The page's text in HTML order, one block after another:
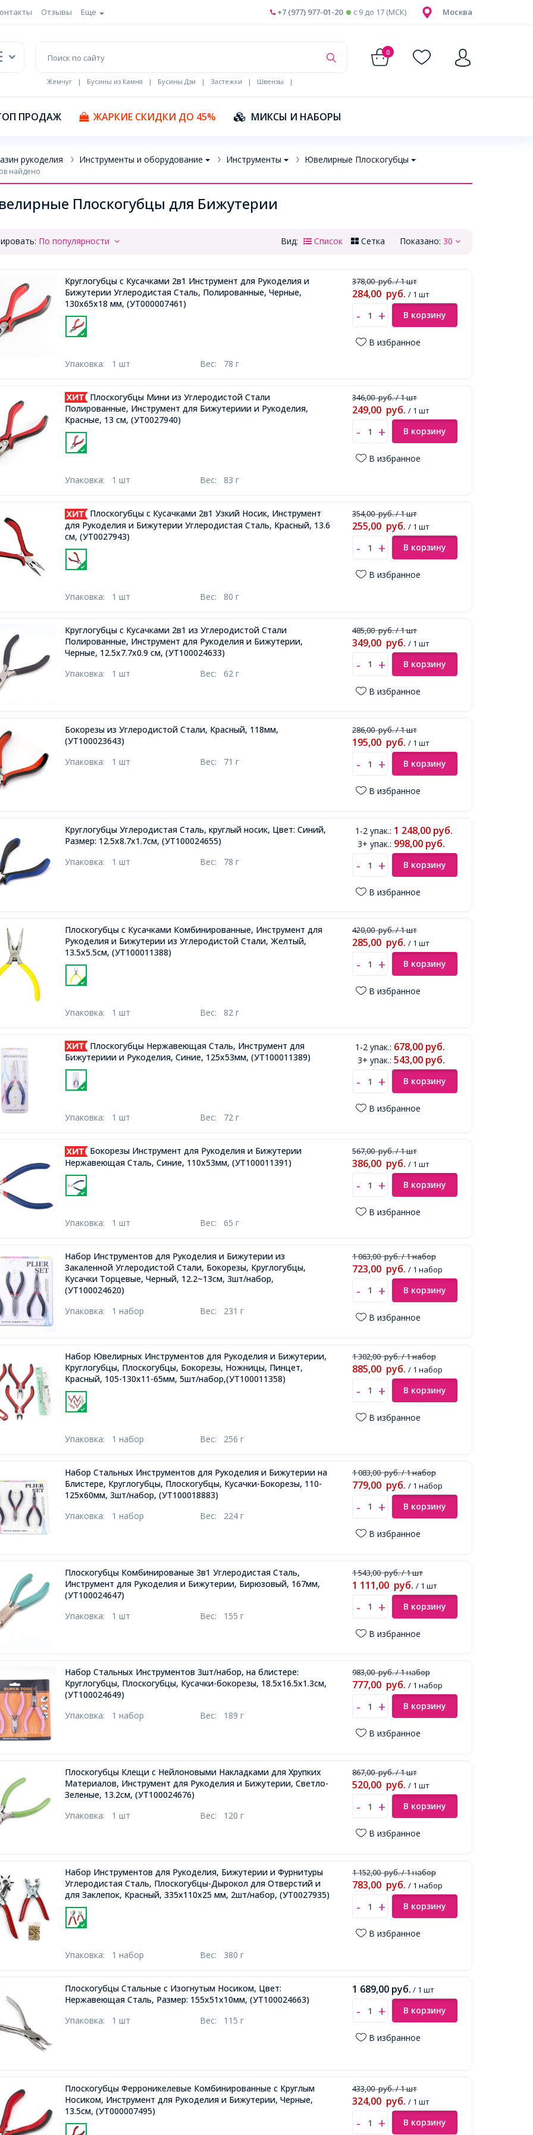
Отзывы Еще Москва
+7 (977) 977-01-20 c 9 до 17 (МСК)
0
Жемчуг | Бусины из Камня | Бусины Дзи | Застежки | Швензы
|
ПРОДАЖ ЖАРКИЕ СКИДКИ ДО 45% МИКСЫ И НАБОРЫ
рукоделия Инструменты и оборудование Инструменты Ювелирные Плоскогубцы
найдено
Плоскогубцы для Бижутерии
По популярности Показано: 30
Вид: Список Сетка
Круглогубцы с Кусачками 2в1 Инструмент для Рукоделия и
Бижутерии Углеродистая Сталь, Полированные, Черные,
130x65x18 мм, (УТ000007461)
Упаковка: 1 шт Вес: 78 г
378,00руб./ 1 шт
284,00 руб. / 1 шт
В корзину
В избранное
Плоскогубцы Мини из Углеродистой Стали
Полированные, Инструмент для Бижутериии и Рукоделия,
Красные, 13 см, (УТ0027940)
Упаковка: 1 шт Вес: 83 г
346,00руб./ 1 шт
249,00 руб. / 1 шт
В корзину
В избранное
Плоскогубцы с Кусачками 2в1 Узкий Носик, Инструмент
для Рукоделия и Бижутерии Углеродистая Сталь, Красный, 13.6
см, (УТ0027943)
Упаковка: 1 шт Вес: 80 г
354,00руб./ 1 шт
255,00 руб. / 1 шт
В корзину
В избранное
Круглогубцы с Кусачками 2в1 из Углеродистой Стали
Полированные, Инструмент для Рукоделия и Бижутерии,
Черные, 12.5х7.7х0.9 см, (УТ100024633)
Упаковка: 1 шт Вес: 62 г
485,00руб./ 1 шт
349,00 руб. / 1 шт
В корзину
В избранное
Бокорезы из Углеродистой Стали, Красный, 118мм,
(УТ100023643)
Упаковка: 1 шт Вес: 71 г
286,00руб./ 1 шт
195,00 руб. / 1 шт
В корзину
В избранное
Круглогубцы Углеродистая Сталь, круглый носик, Цвет: Синий,
Размер: 12.5х8.7х1.7см, (УТ100024655)
Упаковка: 1 шт Вес: 78 г
1-2 упак.: 1 248,00 руб.
3+ упак.: 998,00 руб.
В корзину
В избранное
Плоскогубцы с Кусачками Комбинированные, Инструмент для
Рукоделия и Бижутерии из Углеродистой Стали, Желтый,
13.5x5.5см, (УТ100011388)
Упаковка: 1 шт Вес: 82 г
420,00руб./ 1 шт
285,00 руб. / 1 шт
В корзину
В избранное
Плоскогубцы Нержавеющая Сталь, Инструмент для
Бижутериии и Рукоделия, Синие, 125х53мм, (УТ100011389)
Упаковка: 1 шт Вес: 72 г
1-2 упак.: 678,00 руб.
3+ упак.: 543,00 руб.
В корзину
В избранное
Бокорезы Инструмент для Рукоделия и Бижутерии
Нержавеющая Сталь, Синие, 110x53мм, (УТ100011391)
Упаковка: 1 шт Вес: 65 г
567,00руб./ 1 шт
386,00 руб. / 1 шт
В корзину
В избранное
Набор Инструментов для Рукоделия и Бижутерии из
Закаленной Углеродистой Стали, Бокорезы, Круглогубцы,
Кусачки Торцевые, Черный, 12.2~13см, 3шт/набор,
(УТ100024620)
Упаковка: 1 набор Вес: 231 г
1 063,00руб./ 1 набор
723,00 руб. / 1 набор
В корзину
В избранное
Набор Ювелирных Инструментов для Рукоделия и Бижутерии,
Круглогубцы, Плоскогубцы, Бокорезы, Ножницы, Пинцет,
Красный, 105-130x11-65мм, 5шт/набор,(УТ100011358)
Упаковка: 1 набор Вес: 256 г
1 302,00руб./ 1 набор
885,00 руб. / 1 набор
В корзину
В избранное
Набор Стальных Инструментов для Рукоделия и Бижутерии на
Блистере, Круглогубцы, Плоскогубцы, Кусачки-Бокорезы, 110-
125x60мм, 3шт/набор, (УТ100018883)
Упаковка: 1 набор Вес: 224 г
1 083,00руб./ 1 набор
779,00 руб. / 1 набор
В корзину
В избранное
Плоскогубцы Комбинированые 3в1 Углеродистая Сталь,
Инструмент для Рукоделия и Бижутерии, Бирюзовый, 167мм,
(УТ100024647)
Упаковка: 1 шт Вес: 155 г
1 543,00руб./ 1 шт
1 111,00 руб. / 1 шт
В корзину
В избранное
Набор Стальных Инструментов 3шт/набор, на блистере:
Круглогубцы, Плоскогубцы, Кусачки-бокорезы, 18.5x16.5x1.3см,
(УТ100024649)
Упаковка: 1 набор Вес: 189 г
983,00руб./ 1 набор
777,00 руб. / 1 набор
В корзину
В избранное
Плоскогубцы Клещи с Нейлоновыми Накладками для Хрупких
Материалов, Инструмент для Рукоделия и Бижутерии, Светло-
Зеленые, 13.2см, (УТ100024676)
Упаковка: 1 шт Вес: 120 г
867,00руб./ 1 шт
520,00 руб. / 1 шт
В корзину
В избранное
Набор Инструментов для Рукоделия, Бижутерии и Фурнитуры
Углеродистая Сталь, Плоскогубцы-Дырокол для Отверстий и
для Заклепок, Красный, 335х110х25 мм, 2шт/набор, (УТ0027935)
Упаковка: 1 набор Вес: 380 г
1 152,00руб./ 1 набор
783,00 руб. / 1 набор
В корзину
В избранное
Плоскогубцы Стальные с Изогнутым Носиком, Цвет:
Нержавеющая Сталь, Размер: 155х51х10мм, (УТ100024663)
Упаковка: 1 шт Вес: 115 г
1 689,00 руб. / 1 шт
В корзину
В избранное
Плоскогубцы Ферроникелевые Комбинированные с Круглым
Носиком, Инструмент для Рукоделия и Бижутерии, Черные,
13.5см, (УТ000007495)
433,00руб./ 1 шт
324,00 руб. / 1 шт
В корзину